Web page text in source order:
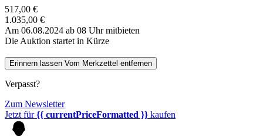
517,00 €
1.035,00 €
Am 06.08.2024 ab 08 Uhr mitbieten
Die Auktion startet in Kürze
Erinnern lassen Vom Merkzettel entfernen
Verpasst?
Zum Newsletter
Jetzt für{{ currentPriceFormatted }} kaufen